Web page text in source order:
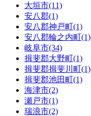
大垣市(11)
安八郡(1)
安八郡神戸町(1)
安八郡輪之内町(1)
岐阜市(34)
揖斐郡大野町(1)
揖斐郡揖斐川町(1)
揖斐郡池田町(1)
海津市(2)
瀬戸市(1)
瑞浪市(2)